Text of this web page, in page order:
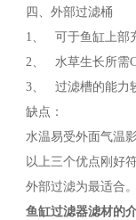
四、外部过滤桶
1、 可于鱼缸上部
2、 水草生长所需
3、 过滤槽的能力
缺点：
水温易受外面气温影
以上三个优点刚好
外部过滤为最适合。
鱼缸过滤器滤材的